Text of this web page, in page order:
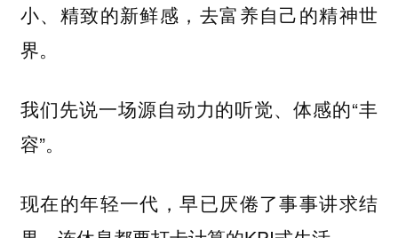
小、精致的新鲜感，去富养自己的精神世
界。
我们先说一场源自动力的听觉、体感的“丰
容”。
现在的年轻一代，早已厌倦了事事讲求结